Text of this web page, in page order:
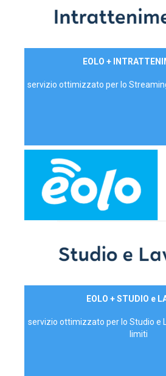
EOLO +
servizio ottimizzato per lo
EOLO + STUDIO e
servizio ottimizzato per lo Studio e
limiti